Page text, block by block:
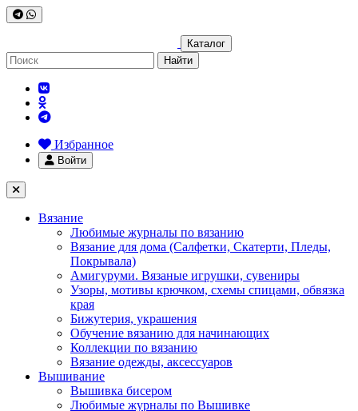
Каталог
Найти
Избранное
Войти
Вязание
Любимые журналы по вязанию
Вязание для дома (Салфетки, Скатерти, Пледы,
Покрывала)
Амигуруми. Вязаные игрушки, сувениры
Узоры, мотивы крючком, схемы спицами, обвязка
края
Бижутерия, украшения
Обучение вязанию для начинающих
Коллекции по вязанию
Вязание одежды, аксессуаров
Вышивание
Вышивка бисером
Любимые журналы по Вышивке